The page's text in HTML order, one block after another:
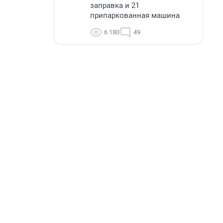
заправка и 21
припаркованная машина
6 180 49